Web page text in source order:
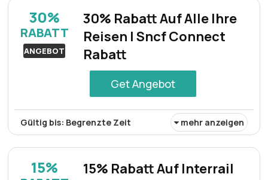
Gutschein auf sncf-connect.com einlösen.
30%
RABATT
ANGEBOT
30% Rabatt Auf Alle Ihre
Reisen | Sncf Connect
Rabatt
Get Angebot
Gültig bis: Begrenzte Zeit mehr anzeigen
reduzierten Preisen zu entdecken.
15%
15% Rabatt Auf Interrail